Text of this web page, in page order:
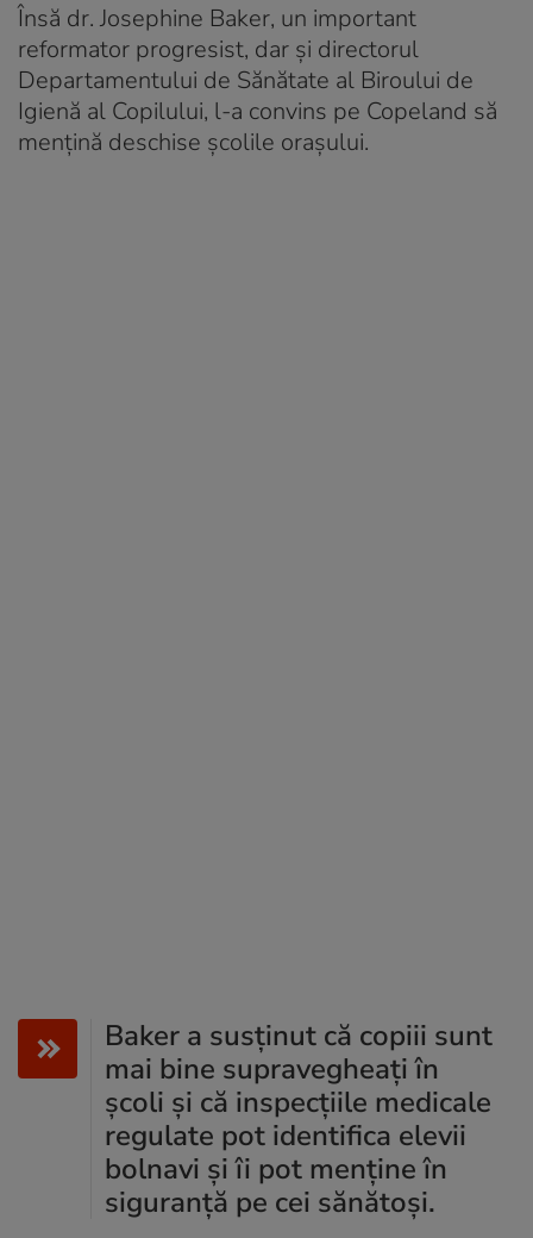
Însă dr. Josephine Baker, un important
reformator progresist, dar și directorul
Departamentului de Sănătate al Biroului de
Igienă al Copilului, l-a convins pe Copeland să
mențină deschise școlile orașului.
Baker a susținut că copiii sunt
mai bine supravegheați în
școli și că inspecțiile medicale
regulate pot identifica elevii
bolnavi și îi pot menține în
siguranță pe cei sănătoși.